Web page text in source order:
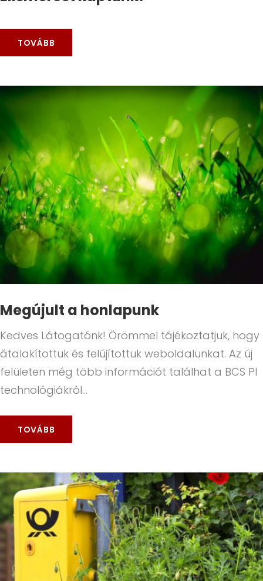
TOVÁBB
Megújult a honlapunk
Kedves Látogatónk! Örömmel tájékoztatjuk, hogy
átalakítottuk és felújítottuk weboldalunkat. Az új
felületen még több információt találhat a BCS PI
technológiákról…
TOVÁBB